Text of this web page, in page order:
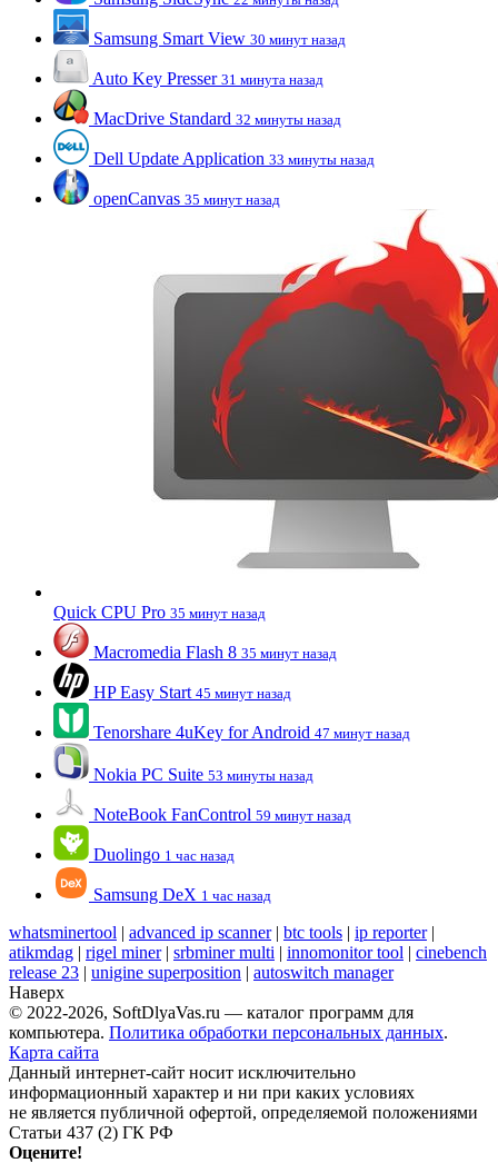
Samsung Smart View 30 минут назад
Auto Key Presser 31 минута назад
MacDrive Standard 32 минуты назад
Dell Update Application 33 минуты назад
openCanvas 35 минут назад
Quick CPU Pro 35 минут назад
Macromedia Flash 8 35 минут назад
HP Easy Start 45 минут назад
Tenorshare 4uKey for Android 47 минут назад
Nokia PC Suite 53 минуты назад
NoteBook FanControl 59 минут назад
Duolingo 1 час назад
Samsung DeX 1 час назад
whatsminertool | advanced ip scanner| btc tools | ip reporter|
atikmdag | rigel miner| srbminer multi | innomonitor tool | cinebench
release 23 | unigine superposition | autoswitch manager
Наверх
© 2022-2026, SoftDlyaVas.ru — каталог программ для
компьютера. Политика обработки персональных данных.
Карта сайта
Данный интернет-сайт носит исключительно
информационный характер и ни при каких условиях
не является публичной офертой, определяемой положениями
Статьи 437 (2) ГК РФ
Оцените!